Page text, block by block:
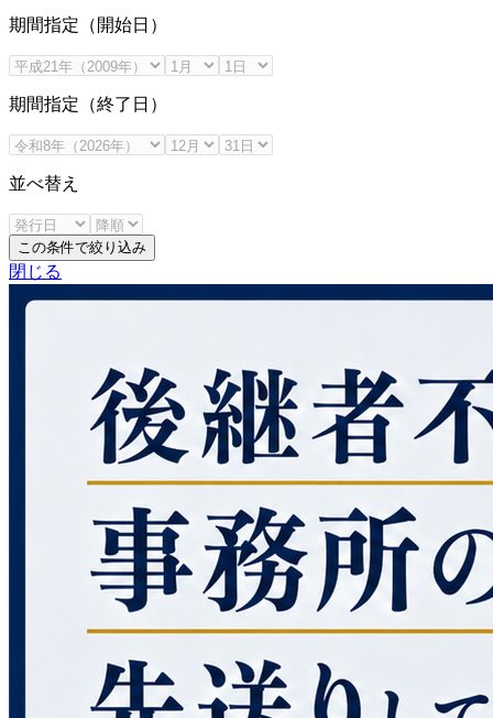
期間指定（開始日）
期間指定（終了日）
並べ替え
この条件で絞り込み
閉じる